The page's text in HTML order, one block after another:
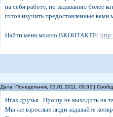
на себя работу, по задаванию более
готов изучить предоставленные вами
Найти меня можно ВКОНТАКТЕ:
Дата: Понедельник, 03.01.2011, 09:32 |
Итак друзья...Прошу не выходить на
Мы же взрослые люди задавайте